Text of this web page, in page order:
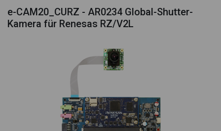
e-CAM20_CURZ - AR0234 Global-Shutter-
Kamera für Renesas RZ/V2L